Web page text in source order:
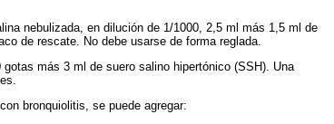
nebulizada, en dilución de 1/1000, 2,5 ml más 1,5 ml de
de rescate. No debe usarse de forma reglada.
más 3 ml de suero salino hipertónico (SSH). Una
bronquiolitis, se puede agregar: